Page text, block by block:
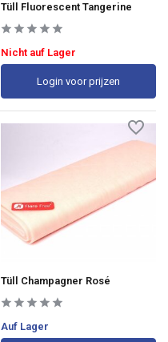
Tüll Fluorescent Tangerine
Nicht auf Lager
Login voor prijzen
Tüll Champagner Rosé
Auf Lager